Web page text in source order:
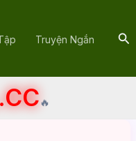
Truyện Ngắn
🔥